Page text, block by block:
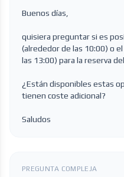
Buenos días,
quisiera preguntar si es
(alrededor de las 10:00) o
las 13:00) para la reserva
¿Están disponibles estas
tienen coste adicional?
Saludos
PREGUNTA COMPLEJA